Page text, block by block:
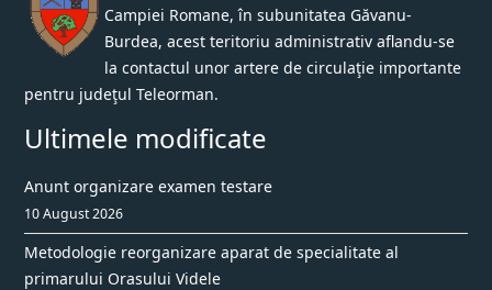
Campiei Romane, în subunitatea Găvanu-
Burdea, acest teritoriu administrativ aflandu-se
la contactul unor artere de circulaţie importante
pentru judeţul Teleorman.
Ultimele modificate
Anunt organizare examen testare
10 August 2026
Metodologie reorganizare aparat de specialitate al
primarului Orasului Videle